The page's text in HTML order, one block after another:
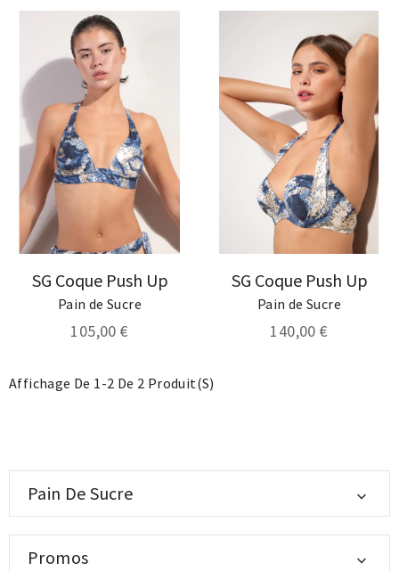
SG Coque Push Up
Pain de Sucre
105,00 €
SG Coque Push Up
Pain de Sucre
140,00 €
Affichage De 1-2 De 2 Produit(s)
Pain De Sucre 
Promos 